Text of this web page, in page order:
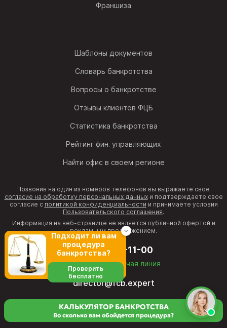
Франшиза
Шаблоны документов
Словарь банкротства
Вопросы о банкротстве
Отзывы клиентов ФЦБ
Статистика банкротства
Рейтинг фин. управляющих
Найти офис в своем регионе
Позвонив на один из номеров телефонов вы выражаете свое
согласие на обработку персональных данныхи подтверждаете свое
согласие с политикой конфиденциальности и принимаете условия
Пользовательского соглашения.
Информация на веб-странице не является публичной офертой и
рекламным предложением.
8 (800) 511-11-00
бесплатная горячая линия
director@fcb.expert
КАЛЬКУЛЯТОР БАНКРОТСТВА
Во сколько вам обойдется процедура?
Подходит ли вам
процедура
банкротства?
Проверить
бесплатно